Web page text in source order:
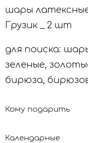
шары
Грузик _ 2 шт
для поиска:
зеленые,
бирюза,
Кому подарить
Календарные